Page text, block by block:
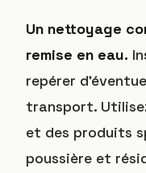
Un nettoyage
remise en eau.
repérer
transport.
et des produits
poussière et